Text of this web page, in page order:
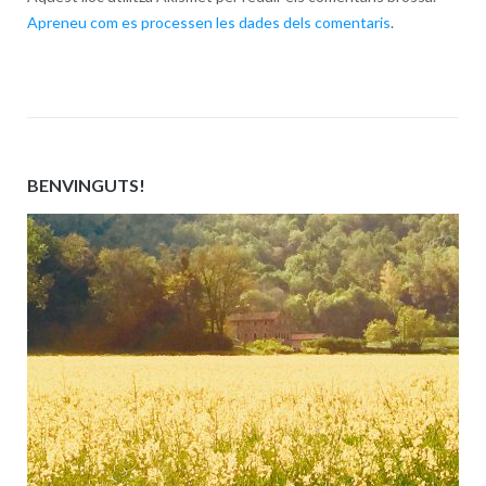
Apreneu com es processen les dades dels comentaris.
BENVINGUTS!